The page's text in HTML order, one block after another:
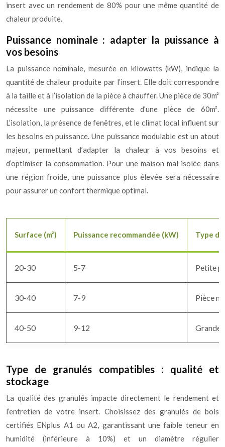
insert avec un rendement de 80% pour une même quantité de
chaleur produite.
Puissance nominale : adapter la puissance à
vos besoins
La puissance nominale, mesurée en kilowatts (kW), indique la
quantité de chaleur produite par l’insert. Elle doit correspondre
à la taille et à l’isolation de la pièce à chauffer. Une pièce de 30m²
nécessite une puissance différente d’une pièce de 60m².
L’isolation, la présence de fenêtres, et le climat local influent sur
les besoins en puissance. Une puissance modulable est un atout
majeur, permettant d’adapter la chaleur à vos besoins et
d’optimiser la consommation. Pour une maison mal isolée dans
une région froide, une puissance plus élevée sera nécessaire
pour assurer un confort thermique optimal.
Surface (m²) Puissance recommandée (kW) Type
20-30 5-7 Petite
30-40 7-9 Pièce
40-50 9-12 Grande
Type de granulés compatibles : qualité et
stockage
La qualité des granulés impacte directement le rendement et
l’entretien de votre insert. Choisissez des granulés de bois
certifiés ENplus A1 ou A2, garantissant une faible teneur en
humidité (inférieure à 10%) et un diamètre régulier